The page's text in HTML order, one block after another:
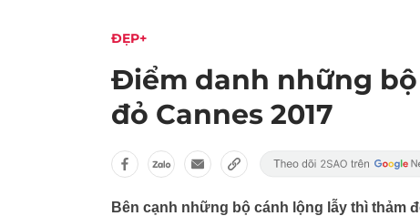
ĐẸP+
Điểm danh những
đỏ Cannes 2017
Bên cạnh những bộ cánh lộng lẫy thì thảm